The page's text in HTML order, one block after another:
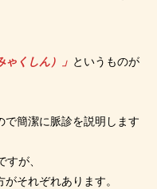
ゃくしん）」 というものが
で簡潔に脈診を説明します
が、
それぞれあります。